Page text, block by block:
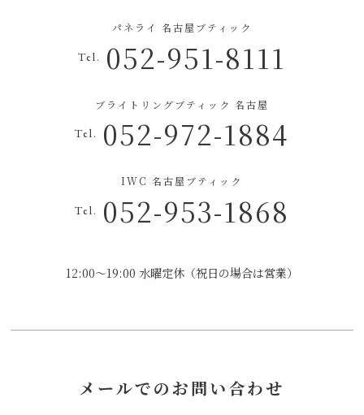
パネライ 名古屋ブティック
Tel. 052-951-8111
ブライトリングブティック 名古屋
Tel. 052-972-1884
IWC 名古屋ブティック
Tel. 052-953-1868
12:00～19:00 水曜定休（祝日の場合は営業）
メールでのお問い合わせ